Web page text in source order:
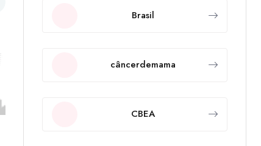
Brasil
câncerdemama
CBEA